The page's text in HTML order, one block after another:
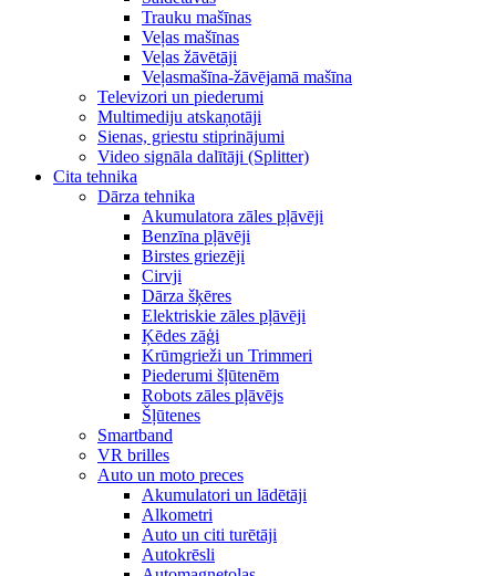
Trauku mašīnas
Veļas mašīnas
Veļas žāvētāji
Veļasmašīna-žāvējamā mašīna
Televizori un piederumi
Multimediju atskaņotāji
Sienas, griestu stiprinājumi
Video signāla dalītāji (Splitter)
Cita tehnika
Dārza tehnika
Akumulatora zāles pļāvēji
Benzīna pļāvēji
Birstes griezēji
Cirvji
Dārza šķēres
Elektriskie zāles pļāvēji
Ķēdes zāģi
Krūmgrieži un Trimmeri
Piederumi šļūtenēm
Robots zāles pļāvējs
Šļūtenes
Smartband
VR brilles
Auto un moto preces
Akumulatori un lādētāji
Alkometri
Auto un citi turētāji
Autokrēsli